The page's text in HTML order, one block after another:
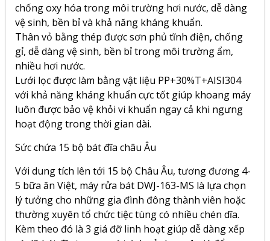
chống oxy hóa trong môi trường hơi nước, dễ dàng
vệ sinh, bền bỉ và khả năng kháng khuẩn.
Thân vỏ bằng thép được sơn phủ tĩnh điện, chống
gỉ, dễ dàng vệ sinh, bền bỉ trong môi trường ẩm,
nhiều hơi nước.
Lưới lọc được làm bằng vật liệu PP+30%T+AISI304
với khả năng kháng khuẩn cực tốt giúp khoang máy
luôn được bảo vệ khỏi vi khuẩn ngay cả khi ngưng
hoạt động trong thời gian dài.
Sức chứa 15 bộ bát đĩa châu Âu
Với dung tích lên tới 15 bộ Châu Âu, tương đương 4-
5 bữa ăn Việt, máy rửa bát DWJ-163-MS là lựa chọn
lý tưởng cho những gia đình đông thành viên hoặc
thường xuyên tổ chức tiệc tùng có nhiều chén dĩa.
Kèm theo đó là 3 giá đỡ linh hoạt giúp dễ dàng xếp